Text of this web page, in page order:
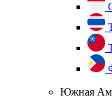
Южная